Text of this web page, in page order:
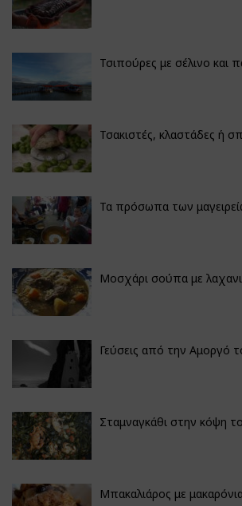
Τσιπούρες με σέλινο και
Τσακιστές, κλαστάδες ή
Τα πρόσωπα των
Μοσχάρι σούπα με
Γεύσεις από την Αμοργό
Σταμναγκάθι στην κόψη
Μπακαλιάρος με